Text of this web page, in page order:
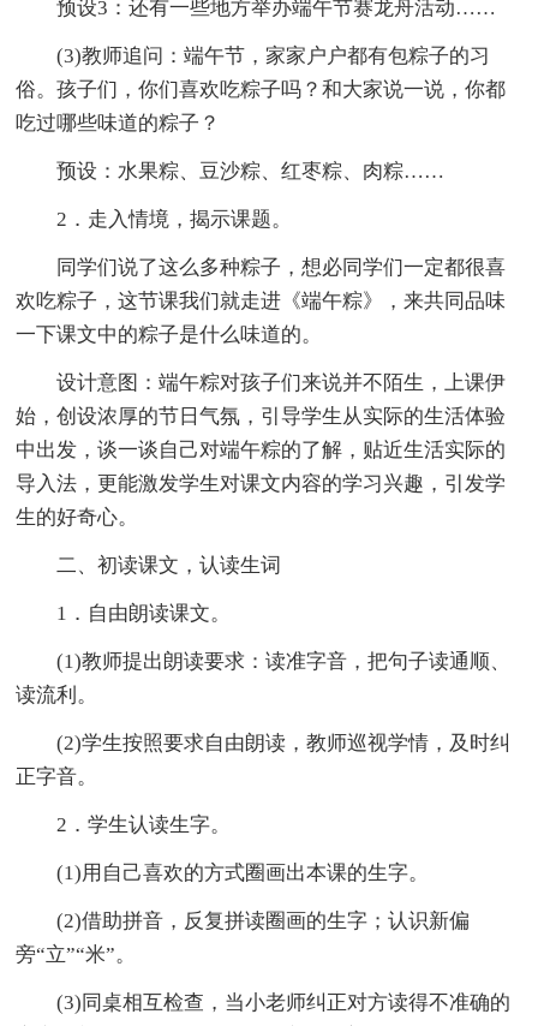
预设3：还有一些地方举办端午节赛龙舟活动……
(3)教师追问：端午节，家家户户都有包粽子的习
俗。孩子们，你们喜欢吃粽子吗？和大家说一说，你都
吃过哪些味道的粽子？
预设：水果粽、豆沙粽、红枣粽、肉粽……
2．走入情境，揭示课题。
同学们说了这么多种粽子，想必同学们一定都很喜
欢吃粽子，这节课我们就走进《端午粽》，来共同品味
一下课文中的粽子是什么味道的。
设计意图：端午粽对孩子们来说并不陌生，上课伊
始，创设浓厚的节日气氛，引导学生从实际的生活体验
中出发，谈一谈自己对端午粽的了解，贴近生活实际的
导入法，更能激发学生对课文内容的学习兴趣，引发学
生的好奇心。
二、初读课文，认读生词
1．自由朗读课文。
(1)教师提出朗读要求：读准字音，把句子读通顺、
读流利。
(2)学生按照要求自由朗读，教师巡视学情，及时纠
正字音。
2．学生认读生字。
(1)用自己喜欢的方式圈画出本课的生字。
(2)借助拼音，反复拼读圈画的生字；认识新偏
旁“立”“米”。
(3)同桌相互检查，当小老师纠正对方读得不准确的